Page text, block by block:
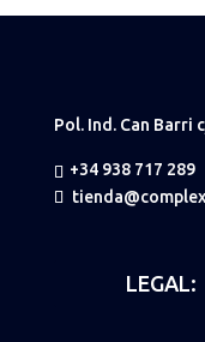
Pol. Ind. Can Barri
+34 938 717 289
LEGAL: